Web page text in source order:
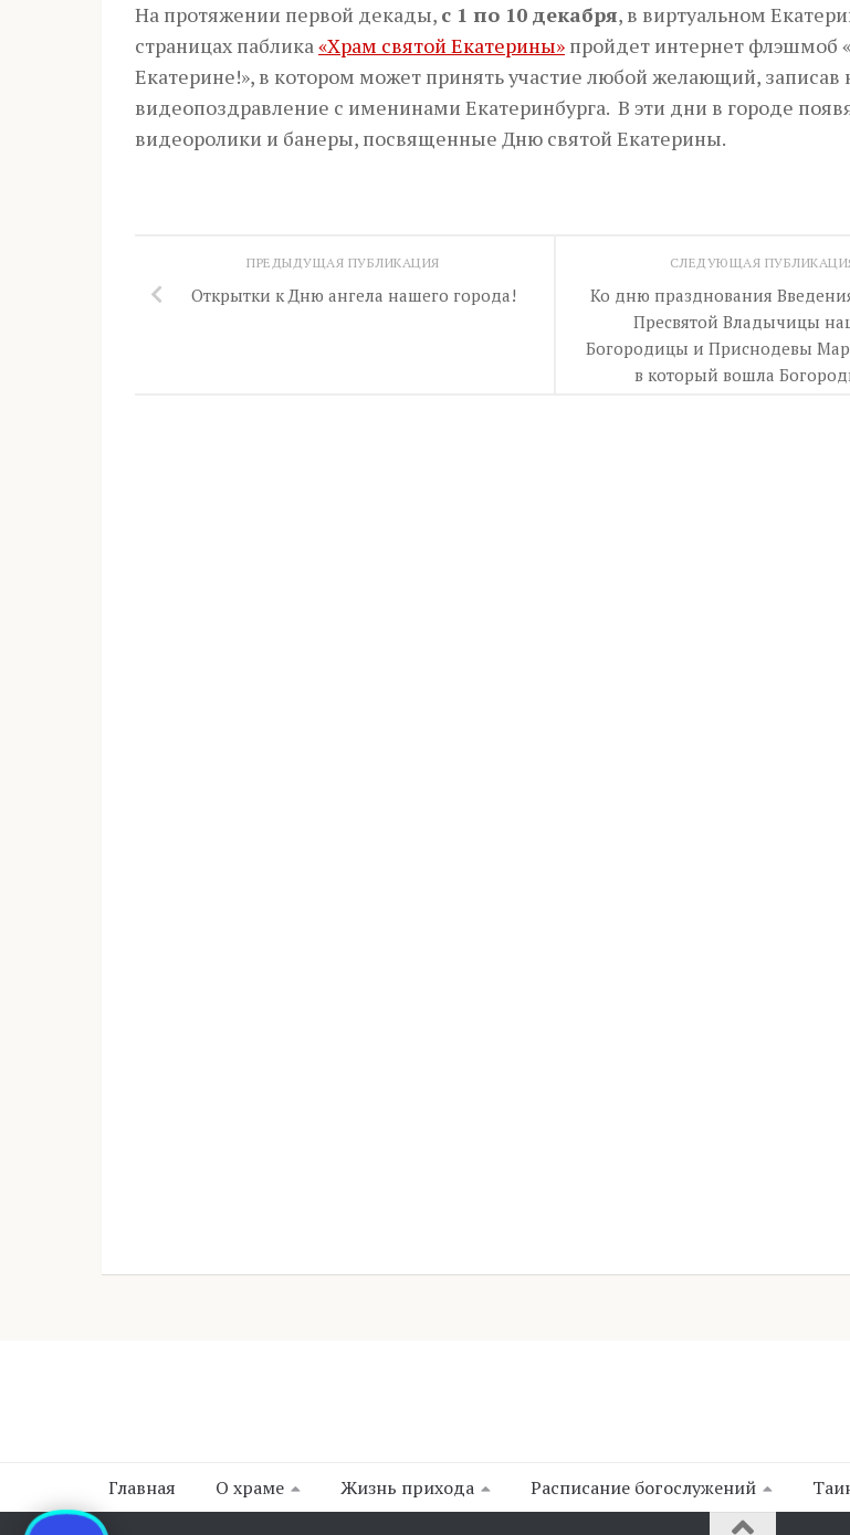
На протяжении первой декады, с 1 по 10 декабря, в виртуальном
страницах паблика«Храм святой Екатерины» пройдет интернет флэшмоб
Екатерине!», в котором может принять участие любой желающий, записав
видеопоздравление с именинами Екатеринбурга. В эти дни в городе
видеоролики и банеры, посвященные Дню святой Екатерины.
СЛЕДУЮЩАЯ
Ко дню празднования
Пресвятой Владычицы
Богородицы и Приснодевы
в который вошла
ПРЕДЫДУЩАЯ ПУБЛИКАЦИЯ
Открытки к Дню ангела нашего города!
Главная О храме Жизнь прихода Расписание богослужений